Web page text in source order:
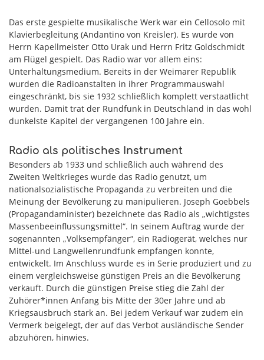
Das erste gespielte musikalische Werk war ein Cellosolo mit
Klavierbegleitung (Andantino von Kreisler). Es wurde von
Herrn Kapellmeister Otto Urak und Herrn Fritz Goldschmidt
am Flügel gespielt. Das Radio war vor allem eins:
Unterhaltungsmedium. Bereits in der Weimarer Republik
wurden die Radioanstalten in ihrer Programmauswahl
eingeschränkt, bis sie 1932 schließlich komplett verstaatlicht
wurden. Damit trat der Rundfunk in Deutschland in das wohl
dunkelste Kapitel der vergangenen 100 Jahre ein.
Radio als politisches Instrument
Besonders ab 1933 und schließlich auch während des
Zweiten Weltkrieges wurde das Radio genutzt, um
nationalsozialistische Propaganda zu verbreiten und die
Meinung der Bevölkerung zu manipulieren. Joseph Goebbels
(Propagandaminister) bezeichnete das Radio als „wichtigstes
Massenbeeinflussungsmittel“. In seinem Auftrag wurde der
sogenannten „Volksempfänger“, ein Radiogerät, welches nur
Mittel-und Langwellenrundfunk empfangen konnte,
entwickelt. Im Anschluss wurde es in Serie produziert und zu
einem vergleichsweise günstigen Preis an die Bevölkerung
verkauft. Durch die günstigen Preise stieg die Zahl der
Zuhörer*innen Anfang bis Mitte der 30er Jahre und ab
Kriegsausbruch stark an. Bei jedem Verkauf war zudem ein
Vermerk beigelegt, der auf das Verbot ausländische Sender
abzuhören, hinwies.